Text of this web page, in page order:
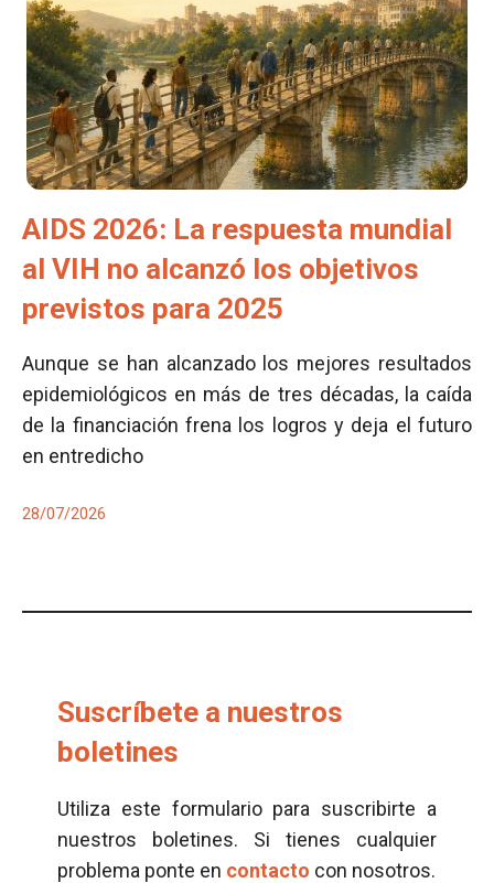
AIDS 2026: La respuesta mundial
al VIH no alcanzó los objetivos
previstos para 2025
Aunque se han alcanzado los mejores resultados
epidemiológicos en más de tres décadas, la caída
de la financiación frena los logros y deja el futuro
en entredicho
28/07/2026
Suscríbete a nuestros
boletines
Utiliza este formulario para suscribirte a
nuestros boletines. Si tienes cualquier
problema ponte en contacto con nosotros.